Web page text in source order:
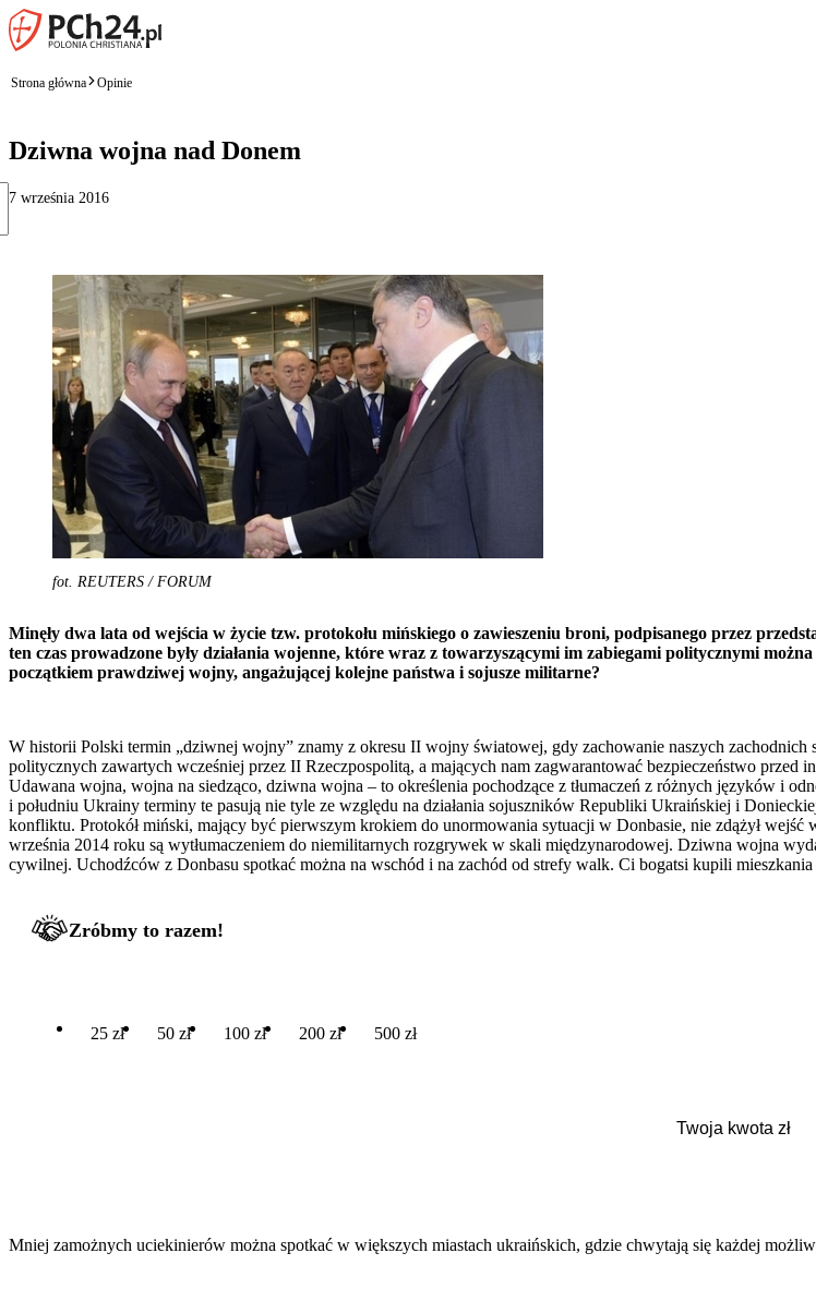
Strona główna Opinie
Dziwna wojna nad Donem
7 września 2016
fot. REUTERS / FORUM
Minęły dwa lata od wejścia w życie tzw. protokołu mińskiego o zawieszeniu broni, podpisanego przez
ten czas prowadzone były działania wojenne, które wraz z towarzyszącymi im zabiegami politycznymi
początkiem prawdziwej wojny, angażującej kolejne państwa i sojusze militarne?
W historii Polski termin „dziwnej wojny” znamy z okresu II wojny światowej, gdy zachowanie naszych
politycznych zawartych wcześniej przez II Rzeczpospolitą, a mających nam zagwarantować bezpieczeństwo przed
Udawana wojna, wojna na siedząco, dziwna wojna – to określenia pochodzące z tłumaczeń z różnych języków i
i południu Ukrainy terminy te pasują nie tyle ze względu na działania sojuszników Republiki Ukraińskiej i
konfliktu. Protokół miński, mający być pierwszym krokiem do unormowania sytuacji w Donbasie, nie zdążył wejść
września 2014 roku są wytłumaczeniem do niemilitarnych rozgrywek w skali międzynarodowej. Dziwna wojna
cywilnej. Uchodźców z Donbasu spotkać można na wschód i na zachód od strefy walk. Ci bogatsi kupili
Zróbmy to razem!
25 zł 50 zł 100 zł 200 zł 500 zł
Mniej zamożnych uciekinierów można spotkać w większych miastach ukraińskich, gdzie chwytają się każdej